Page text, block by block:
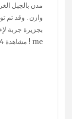
مدن بالجبل
وازن . وقد تم
me ! مشاهدة 1٬104